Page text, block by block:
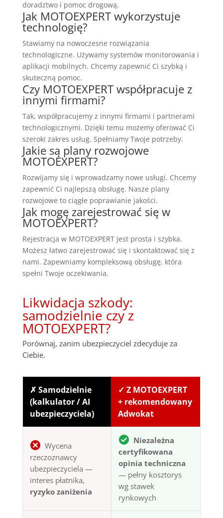
doradztwo i pomoc drogową.
Jak MOTOEXPERT wykorzystuje
technologię?
Stawiamy na nowoczesne rozwiązania
technologiczne. Używamy systemów monitorowania i
aplikacji mobilnych. Chcemy zapewnić Ci szybką i
skuteczną pomoc.
Czy MOTOEXPERT współpracuje z
innymi firmami?
Tak, współpracujemy z innymi firmami i partnerami
technologicznymi. Dzięki temu możemy oferować Ci
szeroki zakres usług. Spełniamy Twoje potrzeby.
Jakie są plany rozwojowe
MOTOEXPERT?
Rozwijamy się i wprowadzamy nowe usługi. Chcemy
zapewnić Ci najlepszą obsługę. Nasze plany
rozwojowe to ciągłe poprawianie jakości.
Jak mogę zarejestrować się w
MOTOEXPERT?
Rejestracja w MOTOEXPERT jest prosta i szybka.
Możesz łatwo zarejestrować się i skontaktować się z
nami. Zapewniamy kompleksową obsługę, która
spełni Twoje oczekiwania.
Likwidacja szkody:
samodzielnie czy z
MOTOEXPERT?
Porównaj, zanim ubezpieczyciel zdecyduje za
Ciebie.
✗ Samodzielnie
(kalkulator / AI
ubezpieczyciela)
✓ Z MOTOEXPERT
+ rekomendowany
Adwokat
Wycena
rzeczoznawcy
ubezpieczyciela —
interes płatnika,
ryzyko zaniżenia
Niezależna
certyfikowana
opinia techniczna
— pełny kosztorys
wg stawek
rynkowych